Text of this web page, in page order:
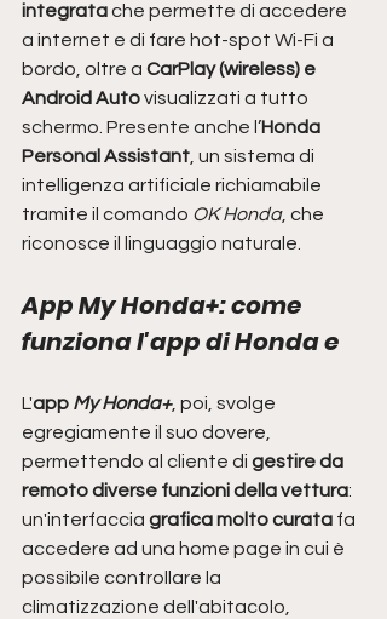
integrata che permette di accedere
a internet e di fare hot-spot Wi-Fi a
bordo, oltre a CarPlay (wireless) e
Android Auto visualizzati a tutto
schermo. Presente anche l’Honda
Personal Assistant , un sistema di
intelligenza artificiale richiamabile
tramite il comando OK Honda, che
riconosce il linguaggio naturale.
App My Honda+: come
funziona l'app di Honda e
L'app My Honda+, poi, svolge
egregiamente il suo dovere,
permettendo al cliente di gestire da
remoto diverse funzioni della vettura:
un'interfaccia grafica molto curata fa
accedere ad una home page in cui è
possibile controllare la
climatizzazione dell'abitacolo,